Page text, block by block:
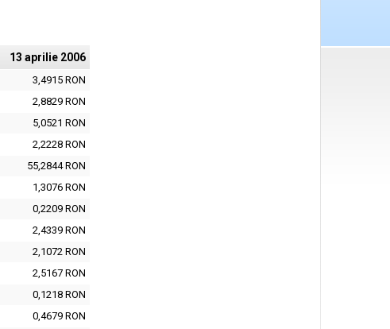
13 aprilie 2006
3,4915 RON
2,8829 RON
5,0521 RON
2,2228 RON
55,2844 RON
1,3076 RON
0,2209 RON
2,4339 RON
2,1072 RON
2,5167 RON
0,1218 RON
0,4679 RON